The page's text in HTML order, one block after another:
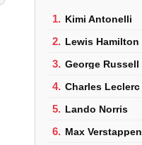
1. Kimi Antonelli
2. Lewis Hamilton
3. George Russell
4. Charles Leclerc
5. Lando Norris
6. Max Verstappen